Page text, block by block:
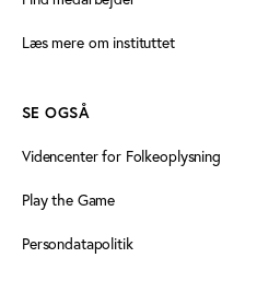
Læs mere om instituttet
SE OGSÅ
Videncenter for Folkeoplysning
Play the Game
Persondatapolitik